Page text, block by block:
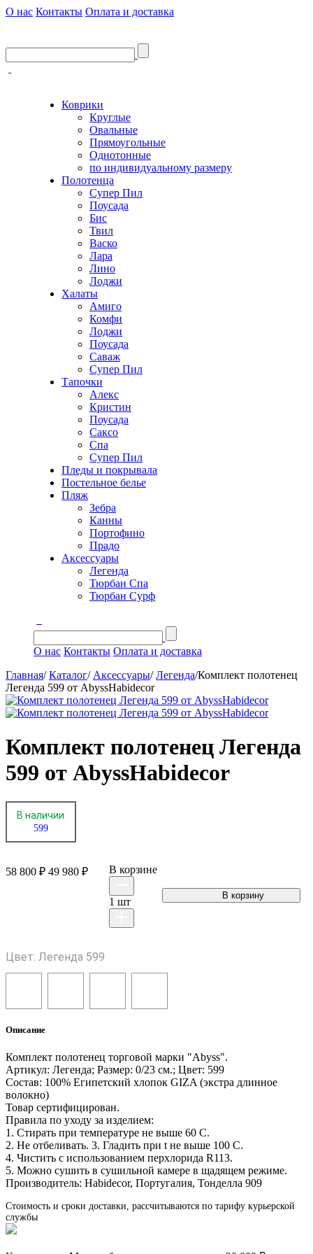
О нас Контакты Оплата и доставка
Коврики
Круглые
Овальные
Прямоугольные
Однотонные
по индивидуальному размеру
Полотенца
Супер Пил
Поусада
Бис
Твил
Васко
Лара
Лино
Лоджи
Халаты
Амиго
Комфи
Лоджи
Поусада
Саваж
Супер Пил
Тапочки
Алекс
Кристин
Поусада
Саксо
Спа
Супер Пил
Пледы и покрывала
Постельное белье
Пляж
Зебра
Канны
Портофино
Прадо
Аксессуары
Легенда
Тюрбан Спа
Тюрбан Сурф
О нас Контакты Оплата и доставка
Главная/ Каталог/ Аксессуары/ Легенда/Комплект полотенец
Легенда 599 от AbyssHabidecor
Комплект полотенец Легенда
599 от AbyssHabidecor
В наличии
599
58 800 ₽ 49 980 ₽ В корзинe
1 шт
Цвет: Легенда 599
Описание
Комплект полотенец торговой марки "Abyss".
Артикул: Легенда; Размер: 0/23 см.; Цвет: 599
Состав: 100% Египетский хлопок GIZA (экстра длинное
волокно)
Товар сертифицирован.
Правила по уходу за изделием:
1. Стирать при температуре не выше 60 С.
2. Не отбеливать. 3. Гладить при t не выше 100 С.
4. Чистить с использованием перхлорида R113.
5. Можно сушить в сушильной камере в щадящем режиме.
Производитель: Habidecor, Португалия, Тонделла 909
Стоимость и сроки доставки, рассчитываются по тарифу курьерской
службы